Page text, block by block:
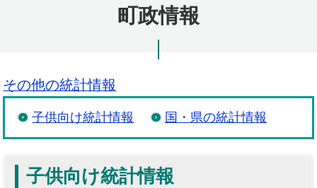
町政情報
その他の統計情報
子供向け統計情報 国・県の統計情報
子供向け統計情報